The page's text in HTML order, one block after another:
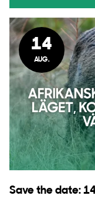
14
AUG.
Save the date: